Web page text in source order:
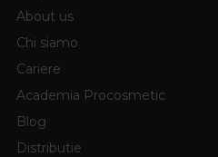
About us
Chi siamo
Cariere
Academia Procosmetic
Blog
Distributie